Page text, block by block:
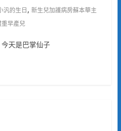
汎的生日, 新生兒加護病房蘇本華主
早產兒
今天是巴掌仙子